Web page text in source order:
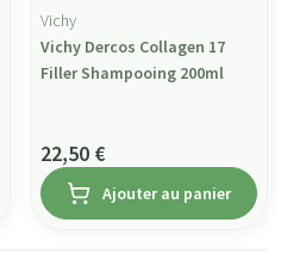
Vichy
Vichy Dercos Collagen 17
Filler Shampooing 200ml
22,50 €
Ajouter au panier